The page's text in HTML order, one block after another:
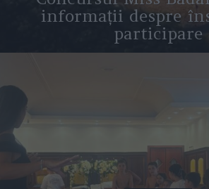
informații despre
participare